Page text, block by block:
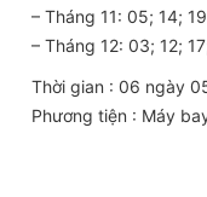
– Tháng 11: 05; 14;
– Tháng 12: 03; 12;
Thời gian : 06 ngày
Phương tiện : Máy